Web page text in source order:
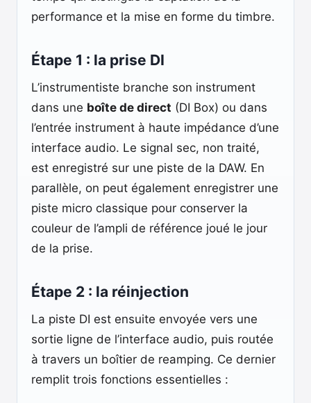
performance et la mise en forme du timbre.
Étape 1 : la prise DI
L’instrumentiste branche son instrument
dans une boîte de direct (DI Box) ou dans
l’entrée instrument à haute impédance d’une
interface audio. Le signal sec, non traité,
est enregistré sur une piste de la DAW. En
parallèle, on peut également enregistrer une
piste micro classique pour conserver la
couleur de l’ampli de référence joué le jour
de la prise.
Étape 2 : la réinjection
La piste DI est ensuite envoyée vers une
sortie ligne de l’interface audio, puis routée
à travers un boîtier de reamping. Ce dernier
remplit trois fonctions essentielles :